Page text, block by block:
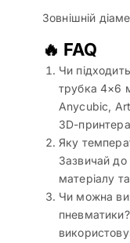
Зовнішній
🔥 FAQ
Чи
трубка 4×6
Anycubic,
3D-
Яку
Зазвичай до
матеріалу
Чи можна